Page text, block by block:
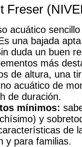
Freser
acuático
una bajada
duda un buen
más
de altura, una
acuático de
de duración.
mínimos:
y
de
y para familias.